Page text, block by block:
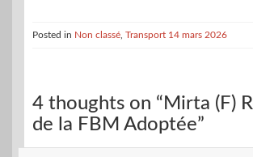
Posted in Non classé Transport 14 mars 2026
4 thoughts on “Mirta (F)
de la FBM Adoptée”